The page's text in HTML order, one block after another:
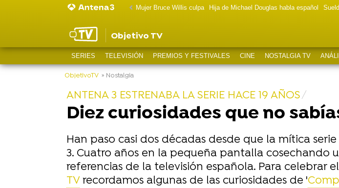
Mujer Bruce Willis culpa Hija de Michael Douglas habla español
Objetivo TV
SERIES TELEVISIÓN PREMIOS Y FESTIVALES CINE NOSTALGIA TV
ObjetivoTV » Nostalgia
ANTENA 3 ESTRENABA LA SERIE HACE 19 AÑOS
Diez curiosidades que no
Han paso casi dos décadas desde que la mítica
3. Cuatro años en la pequeña pantalla cosechando
referencias de la televisión española. Para celebrar
TVrecordamos algunas de las curiosidades de '